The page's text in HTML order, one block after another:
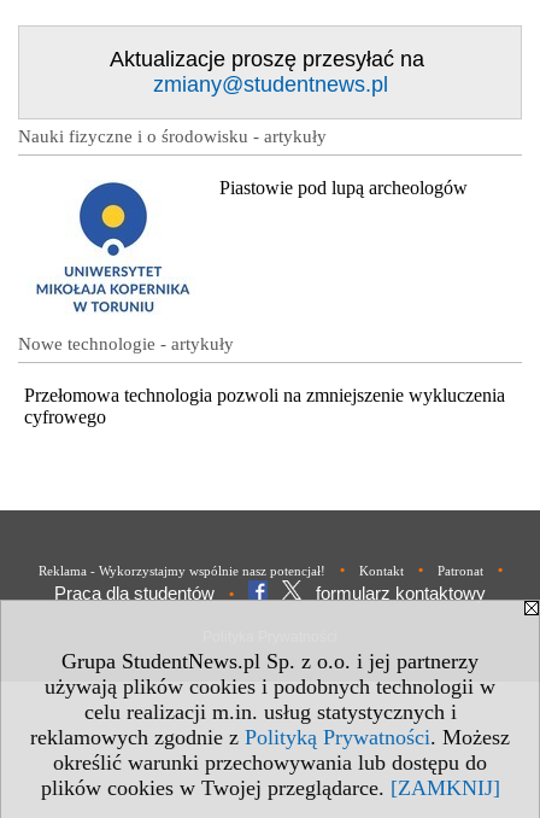
Grupa StudentNews.pl Sp. z o.o. i jej partnerzy
używają plików cookies i podobnych technologii w
celu realizacji m.in. usług statystycznych i
reklamowych zgodnie z Polityką Prywatności. Możesz
określić warunki przechowywania lub dostępu do
plików cookies w Twojej przeglądarce. [ZAMKNIJ]
Aktualizacje proszę przesyłać na
zmiany@studentnews.pl
Nauki fizyczne i o środowisku - artykuły
Piastowie pod lupą archeologów
Nowe technologie - artykuły
Przełomowa technologia pozwoli na zmniejszenie wykluczenia
cyfrowego
Reklama - Wykorzystajmy wspólnie nasz potencjał! • Kontakt • Patronat •
Praca dla studentów • formularz kontaktowy